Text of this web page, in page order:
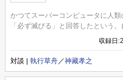
かつてスーパーコンピュータに人類
「必ず滅びる」と回答したという
収録日
対談 | 執行草舟／神藏孝之